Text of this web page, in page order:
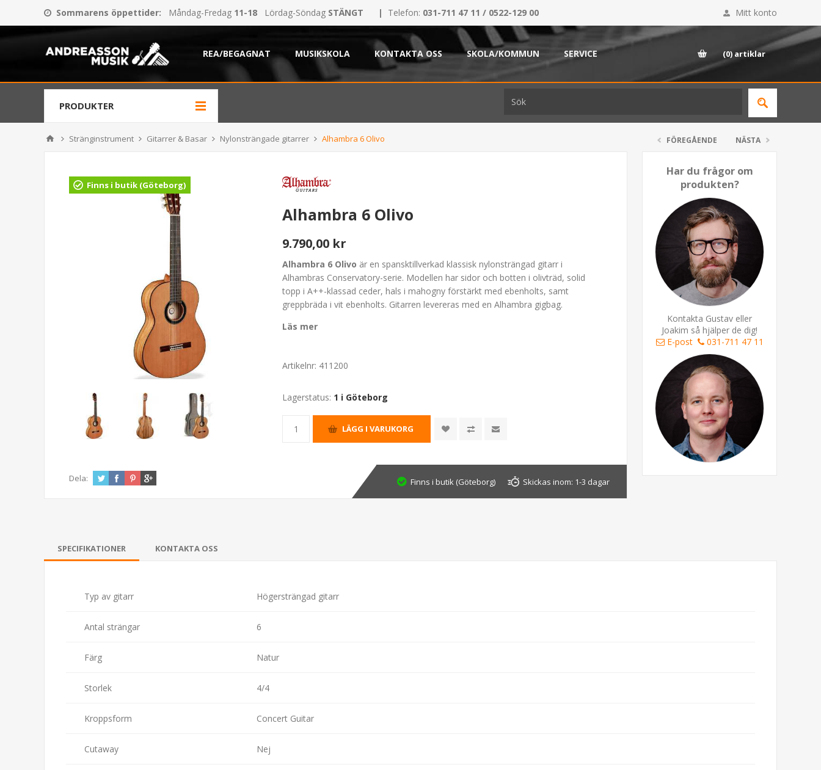
Sommarens öppettider: Måndag-Fredag 11-18 Lördag-Söndag STÄNGT | Telefon: 031-711 47 11 / 0522-129 00 Mitt konto
REA/BEGAGNAT MUSIKSKOLA KONTAKTA OSS SKOLA/KOMMUN SERVICE (0) artiklar
PRODUKTER
Stränginstrument Gitarrer & Basar Nylonsträngade gitarrer Alhambra 6 Olivo FÖREGÅENDE NÄSTA
Har du frågor om
produkten?
Kontakta Gustav eller
Joakim så hjälper de dig!
E-post
031-711 47 11
Finns i butik (Göteborg)
Alhambra 6 Olivo
9.790,00 kr
Alhambra 6 Olivo är en spansktillverkad klassisk nylonsträngad gitarr i
Alhambras Conservatory-serie. Modellen har sidor och botten i olivträd, solid
topp i A++-klassad ceder, hals i mahogny förstärkt med ebenholts, samt
greppbräda i vit ebenholts. Gitarren levereras med en Alhambra gigbag.
Läs mer
Artikelnr: 411200
Lagerstatus: 1 i Göteborg
Dela: Finns i butik (Göteborg) Skickas inom: 1-3 dagar
SPECIFIKATIONER KONTAKTA OSS
Typ av gitarr Högersträngad gitarr
Antal strängar 6
Färg Natur
Storlek 4/4
Kroppsform Concert Guitar
Cutaway Nej